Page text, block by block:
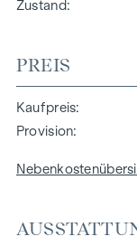
Zustand
PREIS
Kaufpreis
Provision